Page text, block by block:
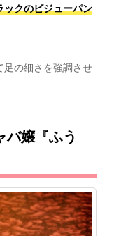
クのビジューパン
足の細さを強調させ
バ嬢『ふう